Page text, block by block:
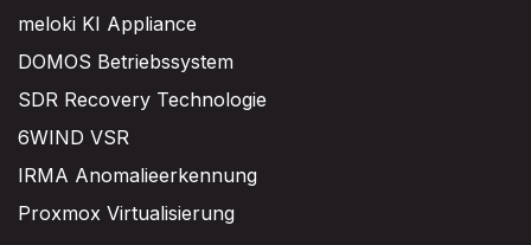
meloki KI Appliance
DOMOS Betriebssystem
SDR Recovery Technologie
6WIND VSR
IRMA Anomalieerkennung
Proxmox Virtualisierung